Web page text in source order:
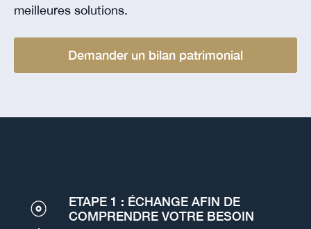
meilleures solutions.
Demander un bilan patrimonial
ETAPE 1 : ÉCHANGE AFIN DE
COMPRENDRE VOTRE BESOIN